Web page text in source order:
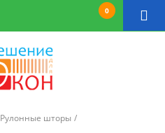
0
Рулонные шторы